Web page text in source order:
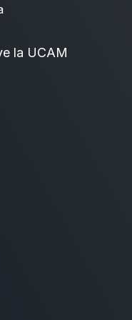
la UCAM